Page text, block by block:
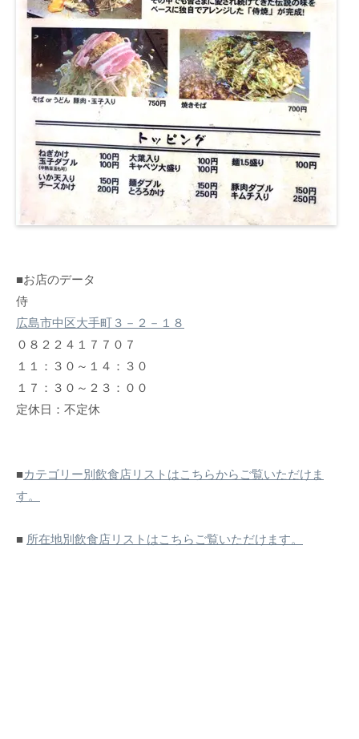
■お店のデータ
侍
広島市中区大手町３－２－１８
０８２２４１７７０７
１１：３０～１４：３０
１７：３０～２３：００
定休日：不定休
■カテゴリー別飲食店リストはこちらからご覧いただけま
す。
■ 所在地別飲食店リストはこちらご覧いただけます。